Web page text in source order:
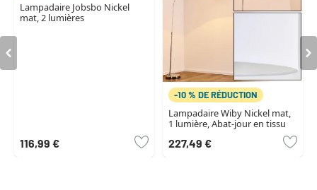
Lampadaire Jobsbo Nickel
mat, 2 lumières
116,99 €
-10 % DE RÉDUCTION
Lampadaire Wiby Nickel mat,
1 lumière, Abat-jour en tissu
227,49 €